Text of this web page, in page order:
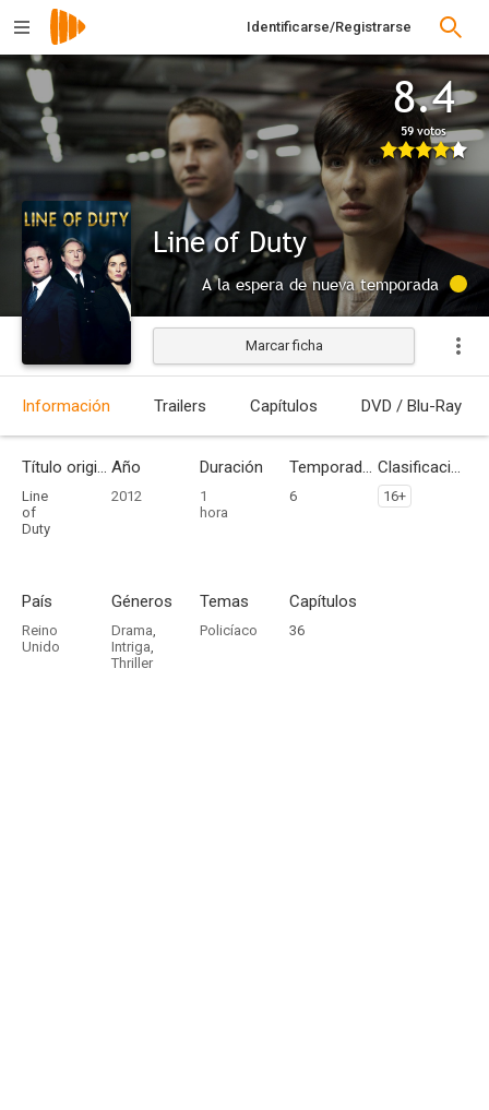
Identificarse/Registrarse
8.4
59 votos
Line of Duty
A la espera de nueva temporada
Marcar ficha
Información Trailers Capítulos DVD / Blu-Ray
Título original
Line
of
Duty
Año
2012
Duración
1
hora
Temporadas
6
Clasificación por edades
16+
País
Reino
Unido
Géneros
Drama,
Intriga,
Thriller
Temas
Policíaco
Capítulos
36